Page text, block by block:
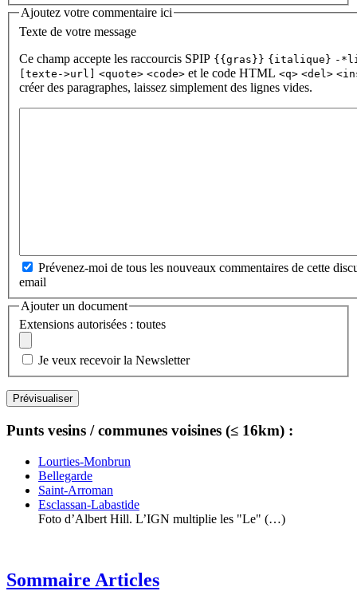
Ajoutez votre commentaire ici
Texte de votre message
Ce champ accepte les raccourcis SPIP {{gras}} {italique} -
[texte->url] <quote> <code> et le code HTML <q> <del>
créer des paragraphes, laissez simplement des lignes vides.
Prévenez-moi de tous les nouveaux commentaires de cette
email
Ajouter un document
Extensions autorisées : toutes
Je veux recevoir la Newsletter
Punts vesins / communes voisines (≤ 16km) :
Lourties-Monbrun
Bellegarde
Saint-Arroman
Esclassan-Labastide
Foto d’Albert Hill. L’IGN multiplie les "Le" (…)
Sommaire Articles